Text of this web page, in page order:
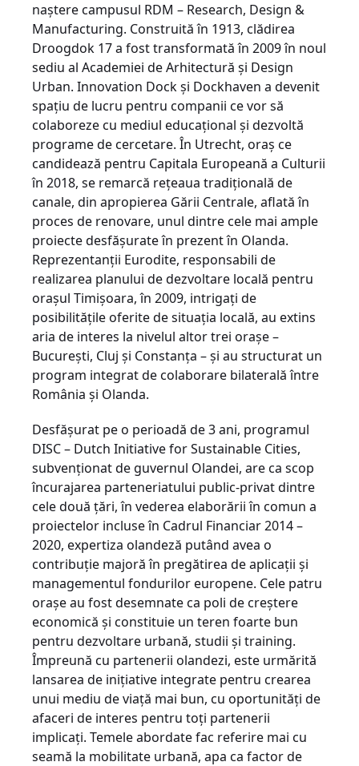
naştere campusul RDM – Research, Design &
Manufacturing. Construită în 1913, clădirea
Droogdok 17 a fost transformată în 2009 în noul
sediu al Academiei de Arhitectură şi Design
Urban. Innovation Dock şi Dockhaven a devenit
spaţiu de lucru pentru companii ce vor să
colaboreze cu mediul educaţional şi dezvoltă
programe de cercetare. În Utrecht, oraş ce
candidează pentru Capitala Europeană a Culturii
în 2018, se remarcă reţeaua tradiţională de
canale, din apropierea Gării Centrale, aflată în
proces de renovare, unul dintre cele mai ample
proiecte desfăşurate în prezent în Olanda.
Reprezentanţii Eurodite, responsabili de
realizarea planului de dezvoltare locală pentru
oraşul Timişoara, în 2009, intrigaţi de
posibilităţile oferite de situaţia locală, au extins
aria de interes la nivelul altor trei oraşe –
Bucureşti, Cluj şi Constanţa – şi au structurat un
program integrat de colaborare bilaterală între
România şi Olanda.
Desfăşurat pe o perioadă de 3 ani, programul
DISC – Dutch Initiative for Sustainable Cities,
subvenţionat de guvernul Olandei, are ca scop
încurajarea parteneriatului public-privat dintre
cele două ţări, în vederea elaborării în comun a
proiectelor incluse în Cadrul Financiar 2014 –
2020, expertiza olandeză putând avea o
contribuţie majoră în pregătirea de aplicaţii şi
managementul fondurilor europene. Cele patru
oraşe au fost desemnate ca poli de creştere
economică şi constituie un teren foarte bun
pentru dezvoltare urbană, studii şi training.
Împreună cu partenerii olandezi, este urmărită
lansarea de iniţiative integrate pentru crearea
unui mediu de viaţă mai bun, cu oportunităţi de
afaceri de interes pentru toţi partenerii
implicaţi. Temele abordate fac referire mai cu
seamă la mobilitate urbană, apa ca factor de